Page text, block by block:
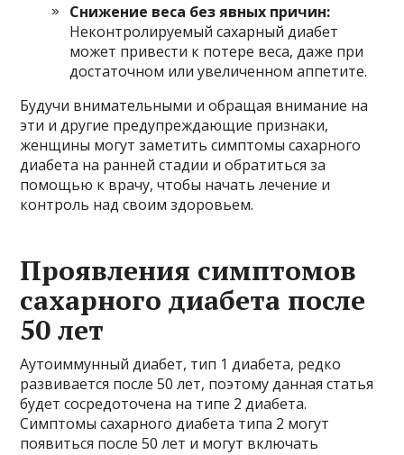
Снижение веса без явных причин:
Неконтролируемый сахарный диабет
может привести к потере веса, даже при
достаточном или увеличенном аппетите.
Будучи внимательными и обращая внимание на
эти и другие предупреждающие признаки,
женщины могут заметить симптомы сахарного
диабета на ранней стадии и обратиться за
помощью к врачу, чтобы начать лечение и
контроль над своим здоровьем.
Проявления симптомов
сахарного диабета после
50 лет
Аутоиммунный диабет, тип 1 диабета, редко
развивается после 50 лет, поэтому данная статья
будет сосредоточена на типе 2 диабета.
Симптомы сахарного диабета типа 2 могут
появиться после 50 лет и могут включать